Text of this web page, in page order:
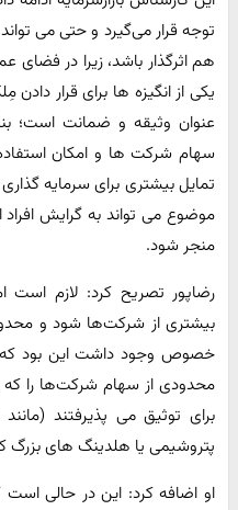
توجه قرار می‌گیرد و حتی می
هم اثرگذار باشد، زیرا در
یکی از انگیزه ها برای قرار دادن
عنوان وثیقه و ضمانت است؛
سهام شرکت ها و امکان
تمایل بیشتری برای سرمایه
موضوع می تواند به گرایش افراد
منجر شود.
رضاپور تصریح کرد: لازم است
بیشتری از شرکت‌ها شود و
خصوص وجود داشت این بود که
محدودی از سهام شرکت‌ها را
برای توثیق می پذیرفتند
پتروشیمی یا هلدینگ های بزرگ
او اضافه کرد: این در حالی